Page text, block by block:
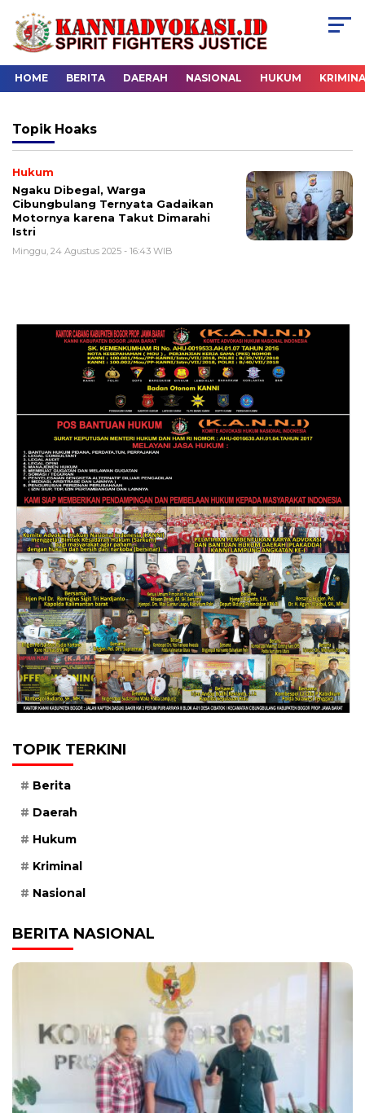
HOME BERITA DAERAH NASIONAL HUKUM
Topik Hoaks
Hukum
Ngaku Dibegal, Warga
Cibungbulang Ternyata Gadaikan
Motornya karena Takut Dimarahi
Istri
Minggu, 24 Agustus 2025 - 16:43 WIB
TOPIK TERKINI
Berita
Daerah
Hukum
Kriminal
Nasional
BERITA NASIONAL